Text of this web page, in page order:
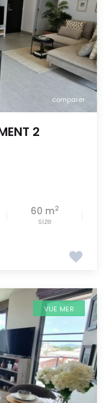
comparer
2
60 m2
size
VUE MER